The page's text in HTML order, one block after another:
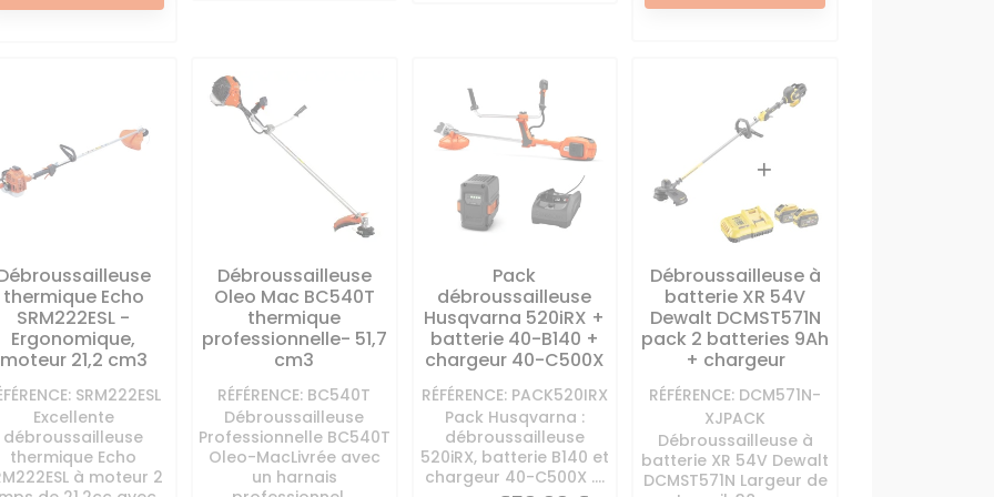
thermique Echo
SRM222ESL -
Ergonomique,
moteur 21,2 cm3
SRM222ESL
Excellente
débroussailleuse
thermique Echo
à moteur 2
Débroussailleuse
Oleo Mac BC540T
thermique
professionnelle- 51,7
cm3
RÉFÉRENCE: BC540T
Débroussailleuse
Professionnelle BC540T
Oleo-MacLivrée avec
un harnais
Pack
débroussailleuse
Husqvarna 520iRX +
batterie 40-B140 +
chargeur 40-C500X
RÉFÉRENCE: PACK520IRX
Pack Husqvarna :
débroussailleuse
520iRX, batterie B140 et
chargeur 40-C500X ....
Débroussailleuse à
batterie XR 54V
Dewalt DCMST571N
pack 2 batteries 9Ah
+ chargeur
RÉFÉRENCE: DCM571N-
XJPACK
Débroussailleuse à
batterie XR 54V Dewalt
DCMST571N Largeur de